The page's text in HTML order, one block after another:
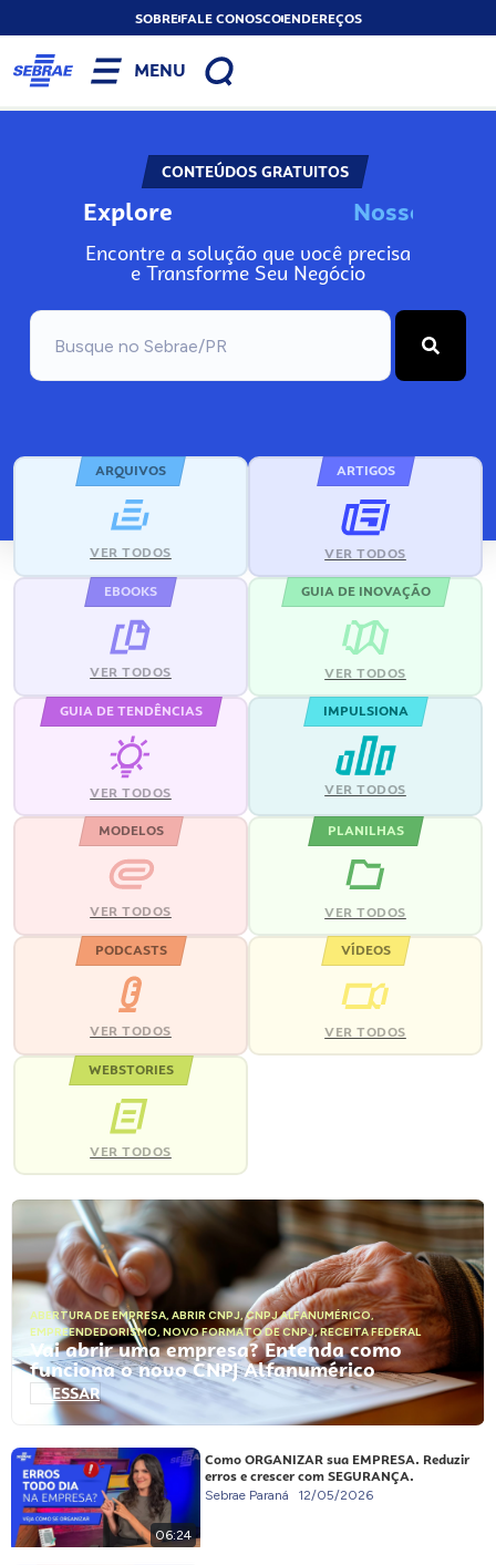
SOBREFALE CONOSCOENDEREÇOS
MENU
CONTEÚDOS GRATUITOS
Explore Nosso
Encontre a solução que você precisa
e Transforme Seu Negócio
ARQUIVOS
VER TODOS
ARTIGOS
VER TODOS
EBOOKS
VER TODOS
GUIA DE INOVAÇÃO
VER TODOS
GUIA DE TENDÊNCIAS
VER TODOS
IMPULSIONA
VER TODOS
MODELOS
VER TODOS
PLANILHAS
VER TODOS
PODCASTS
VER TODOS
VÍDEOS
VER TODOS
WEBSTORIES
VER TODOS
ABERTURA DE EMPRESA, ABRIR CNPJ,CNPJ ALFANUMÉRICO,
EMPREENDEDORISMO, NOVO FORMATO DE CNPJ,RECEITA FEDERAL
Vai abrir uma empresa? Entenda como
funciona o novo CNPJ Alfanumérico
ACESSAR
06:24
Como ORGANIZAR sua EMPRESA. Reduzir
erros e crescer com SEGURANÇA.
Sebrae Paraná 12/05/2026